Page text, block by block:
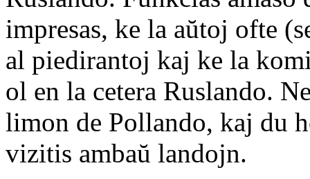
impresas, ke la aŭtoj ofte
al piedirantoj kaj ke la
ol en la cetera Ruslando.
limon de Pollando, kaj du
vizitis ambaŭ landojn.